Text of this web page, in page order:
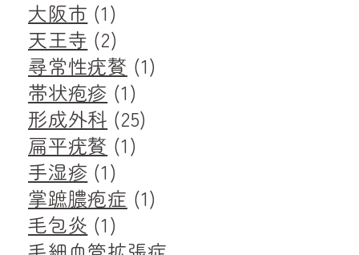
大阪市 (1)
天王寺 (2)
尋常性疣贅 (1)
帯状疱疹 (1)
形成外科 (25)
扁平疣贅 (1)
手湿疹 (1)
掌蹠膿疱症 (1)
毛包炎 (1)